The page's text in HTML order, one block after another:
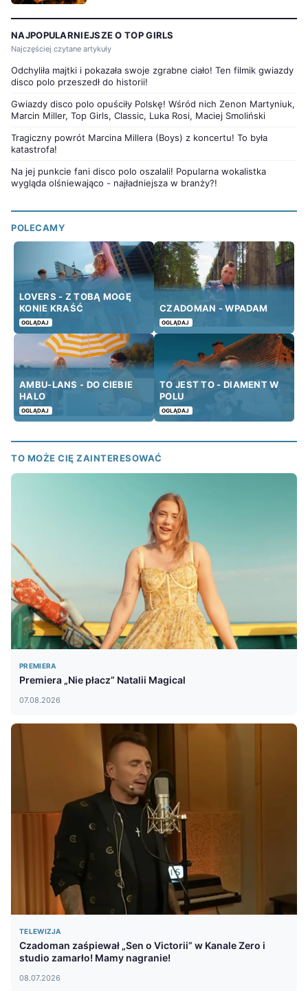
NAJPOPULARNIEJSZE O TOP GIRLS
Najczęściej czytane artykuły
Odchyliła majtki i pokazała swoje zgrabne ciało! Ten filmik gwiazdy
disco polo przeszedł do historii!
Gwiazdy disco polo opuściły Polskę! Wśród nich Zenon Martyniuk,
Marcin Miller, Top Girls, Classic, Luka Rosi, Maciej Smoliński
Tragiczny powrót Marcina Millera (Boys) z koncertu! To była
katastrofa!
Na jej punkcie fani disco polo oszalali! Popularna wokalistka
wygląda olśniewająco - najładniejsza w branży?!
POLECAMY
LOVERS - Z TOBĄ MOGĘ
KONIE KRAŚĆ
OGLĄDAJ
CZADOMAN - WPADAM
OGLĄDAJ
AMBU-LANS - DO CIEBIE
HALO
OGLĄDAJ
TO JEST TO - DIAMENT W
POLU
OGLĄDAJ
TO MOŻE CIĘ ZAINTERESOWAĆ
PREMIERA
Premiera „Nie płacz” Natalii Magical
07.08.2026
TELEWIZJA
Czadoman zaśpiewał „Sen o Victorii” w Kanale Zero i
studio zamarło! Mamy nagranie!
08.07.2026